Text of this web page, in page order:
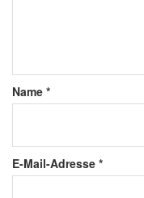
Name *
E-Mail-Adresse *